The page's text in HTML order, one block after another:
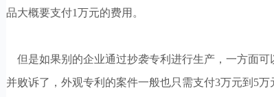
品大概要支付1万元的费用。
但是如果别的企业通过抄袭专利进行生产，一方面
并败诉了，外观专利的案件一般也只需支付3万元到5